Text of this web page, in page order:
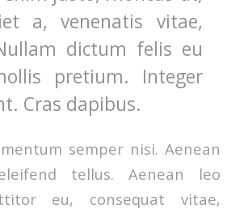
a, venenatis vitae,
dictum felis eu
pretium. Integer
Cras dapibus.
semper nisi. Aenean
tellus. Aenean leo
eu, consequat vitae,